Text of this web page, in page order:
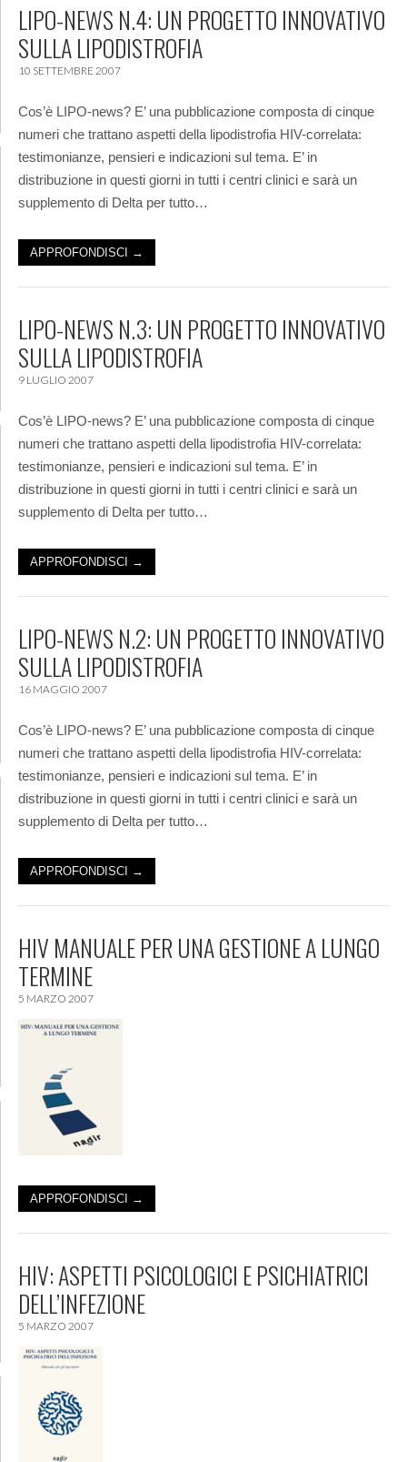
LIPO-NEWS N.4: UN PROGETTO INNOVATIVO
SULLA LIPODISTROFIA
10 SETTEMBRE 2007
Cos’è LIPO-news? E’ una pubblicazione composta di cinque
numeri che trattano aspetti della lipodistrofia HIV-correlata:
testimonianze, pensieri e indicazioni sul tema. E’ in
distribuzione in questi giorni in tutti i centri clinici e sarà un
supplemento di Delta per tutto…
APPROFONDISCI →
LIPO-NEWS N.3: UN PROGETTO INNOVATIVO
SULLA LIPODISTROFIA
9 LUGLIO 2007
Cos’è LIPO-news? E’ una pubblicazione composta di cinque
numeri che trattano aspetti della lipodistrofia HIV-correlata:
testimonianze, pensieri e indicazioni sul tema. E’ in
distribuzione in questi giorni in tutti i centri clinici e sarà un
supplemento di Delta per tutto…
APPROFONDISCI →
LIPO-NEWS N.2: UN PROGETTO INNOVATIVO
SULLA LIPODISTROFIA
16 MAGGIO 2007
Cos’è LIPO-news? E’ una pubblicazione composta di cinque
numeri che trattano aspetti della lipodistrofia HIV-correlata:
testimonianze, pensieri e indicazioni sul tema. E’ in
distribuzione in questi giorni in tutti i centri clinici e sarà un
supplemento di Delta per tutto…
APPROFONDISCI →
HIV MANUALE PER UNA GESTIONE A LUNGO
TERMINE
5 MARZO 2007
APPROFONDISCI →
HIV: ASPETTI PSICOLOGICI E PSICHIATRICI
DELL’INFEZIONE
5 MARZO 2007